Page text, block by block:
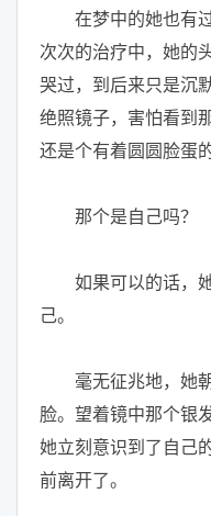
在梦中的她也有过
次次的治疗中，她的
哭过，到后来只是沉
绝照镜子，害怕看到
还是个有着圆圆脸蛋
那个是自己吗？
如果可以的话，她
己。
毫无征兆地，她朝
脸。望着镜中那个银
她立刻意识到了自己
前离开了。